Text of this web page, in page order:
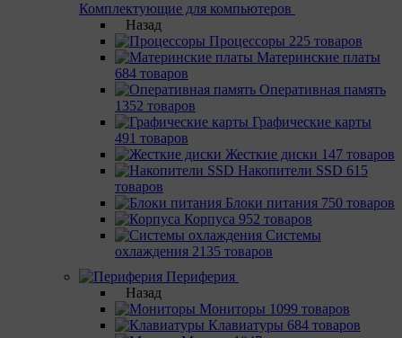
Комплектующие для компьютеров
Назад
Процессоры 225 товаров
Материнcкие платы
684 товаров
Оперативная память
1352 товаров
Графические карты
491 товаров
Жесткие диски 147 товаров
Накопители SSD 615
товаров
Блоки питания 750 товаров
Корпуса 952 товаров
Системы
охлаждения 2135 товаров
Периферия
Назад
Мониторы 1099 товаров
Клавиатуры 684 товаров